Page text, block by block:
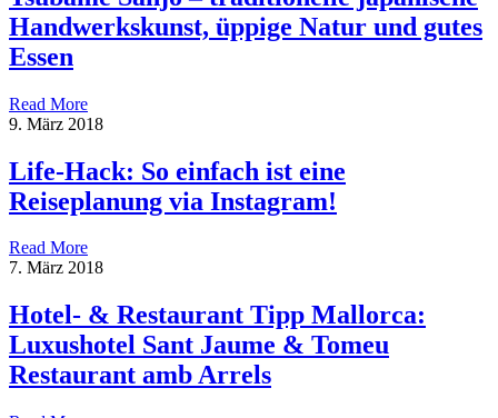
Handwerkskunst, üppige Natur und gutes
Essen
Read More
9. März 2018
Life-Hack: So einfach ist eine
Reiseplanung via Instagram!
Read More
7. März 2018
Hotel- & Restaurant Tipp Mallorca:
Luxushotel Sant Jaume & Tomeu
Restaurant amb Arrels